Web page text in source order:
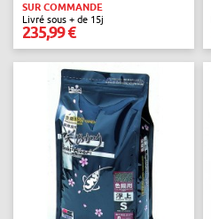
SUR COMMANDE
Livré sous + de 15j
235,99 €